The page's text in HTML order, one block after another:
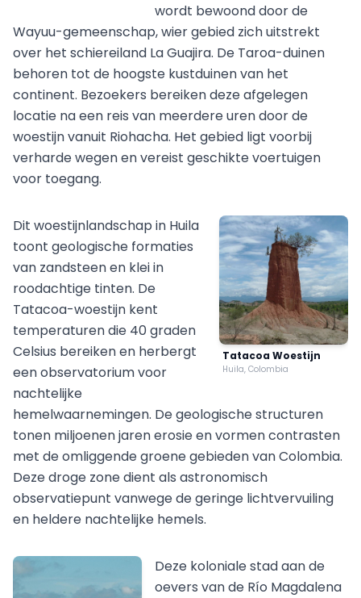
wordt bewoond door de
Wayuu-gemeenschap, wier gebied zich uitstrekt
over het schiereiland La Guajira. De Taroa-duinen
behoren tot de hoogste kustduinen van het
continent. Bezoekers bereiken deze afgelegen
locatie na een reis van meerdere uren door de
woestijn vanuit Riohacha. Het gebied ligt voorbij
verharde wegen en vereist geschikte voertuigen
voor toegang.
Tatacoa Woestijn
Huila, Colombia
Dit woestijnlandschap in Huila
toont geologische formaties
van zandsteen en klei in
roodachtige tinten. De
Tatacoa-woestijn kent
temperaturen die 40 graden
Celsius bereiken en herbergt
een observatorium voor
nachtelijke
hemelwaarnemingen. De geologische structuren
tonen miljoenen jaren erosie en vormen contrasten
met de omliggende groene gebieden van Colombia.
Deze droge zone dient als astronomisch
observatiepunt vanwege de geringe lichtvervuiling
en heldere nachtelijke hemels.
Deze koloniale stad aan de
oevers van de Río Magdalena